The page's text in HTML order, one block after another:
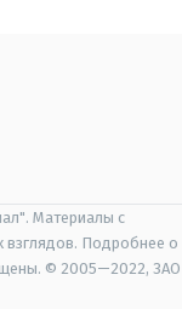
Материалы с
взглядов. Подробнее о
© 2005—2022, ЗАО